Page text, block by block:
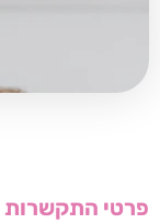
פרטי התקשרות